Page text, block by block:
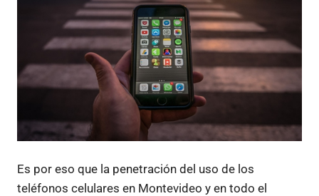
Es por eso que la penetración del uso de los
teléfonos celulares en Montevideo y en todo el